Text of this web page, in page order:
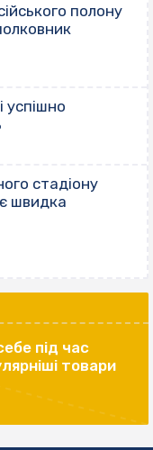
полону
успішно
стадіону
швидка
під час
товари